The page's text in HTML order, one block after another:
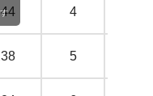
4
5